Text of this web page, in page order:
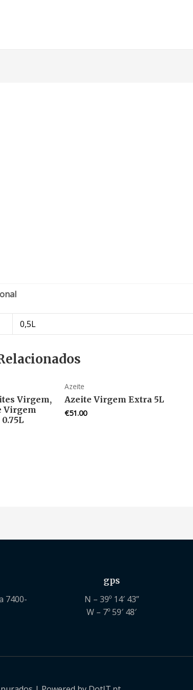
0,5L
Virgem,
Virgem
Azeite
Azeite Virgem Extra 5L
€51.00
7400-
gps
N – 39º 14′ 43”
W – 7º 59′ 48′